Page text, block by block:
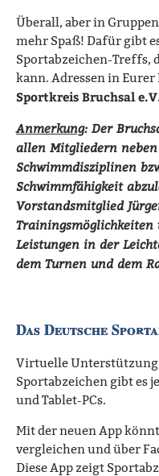
Überall, aber in
mehr Spaß! Dafür gibt
Sportabzeichen-Treffs,
kann. Adressen in
Sportkreis Bruchsal
Anmerkung: Der
allen Mitgliedern
Schwimmdisziplinen
Schwimmfähigkeit
Vorstandsmitglied
Leistungen in der
dem Turnen und dem
Das Deutsche
Virtuelle Unterstützung
Sportabzeichen gibt es
und Tablet-PCs.
Mit der neuen App
vergleichen und über
Diese App zeigt